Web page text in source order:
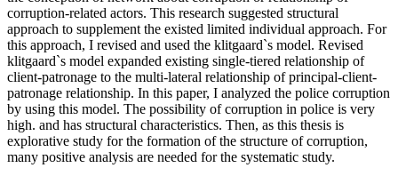
corruption-related actors. This research suggested structural
approach to supplement the existed limited individual approach. For
this approach, I revised and used the klitgaard`s model. Revised
klitgaard`s model expanded existing single-tiered relationship of
client-patronage to the multi-lateral relationship of principal-client-
patronage relationship. In this paper, I analyzed the police corruption
by using this model. The possibility of corruption in police is very
high. and has structural characteristics. Then, as this thesis is
explorative study for the formation of the structure of corruption,
many positive analysis are needed for the systematic study.